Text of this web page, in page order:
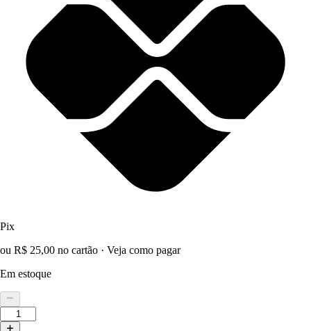
Pix
ou R$ 25,00 no cartão · Veja como pagar
Em estoque